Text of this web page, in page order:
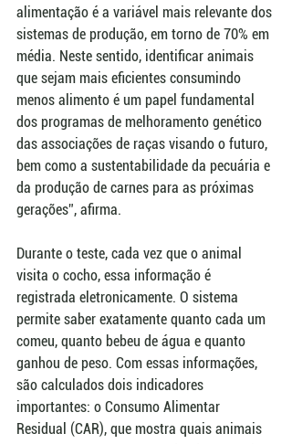
alimentação é a variável mais relevante dos
sistemas de produção, em torno de 70% em
média. Neste sentido, identificar animais
que sejam mais eficientes consumindo
menos alimento é um papel fundamental
dos programas de melhoramento genético
das associações de raças visando o futuro,
bem como a sustentabilidade da pecuária e
da produção de carnes para as próximas
gerações”, afirma.
Durante o teste, cada vez que o animal
visita o cocho, essa informação é
registrada eletronicamente. O sistema
permite saber exatamente quanto cada um
comeu, quanto bebeu de água e quanto
ganhou de peso. Com essas informações,
são calculados dois indicadores
importantes: o Consumo Alimentar
Residual (CAR), que mostra quais animais